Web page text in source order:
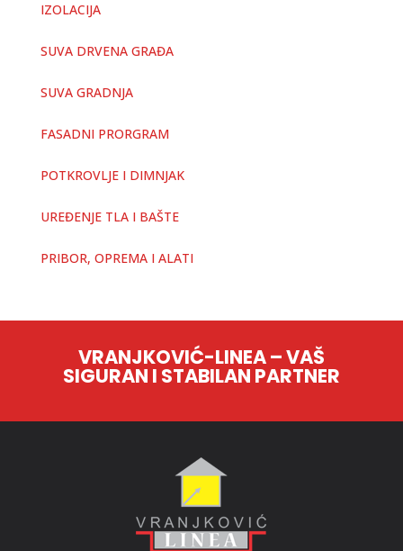
IZOLACIJA
SUVA DRVENA GRAĐA
SUVA GRADNJA
FASADNI PRORGRAM
POTKROVLJE I DIMNJAK
UREĐENJE TLA I BAŠTE
PRIBOR, OPREMA I ALATI
VRANJKOVIĆ-LINEA – VAŠ
SIGURAN I STABILAN PARTNER